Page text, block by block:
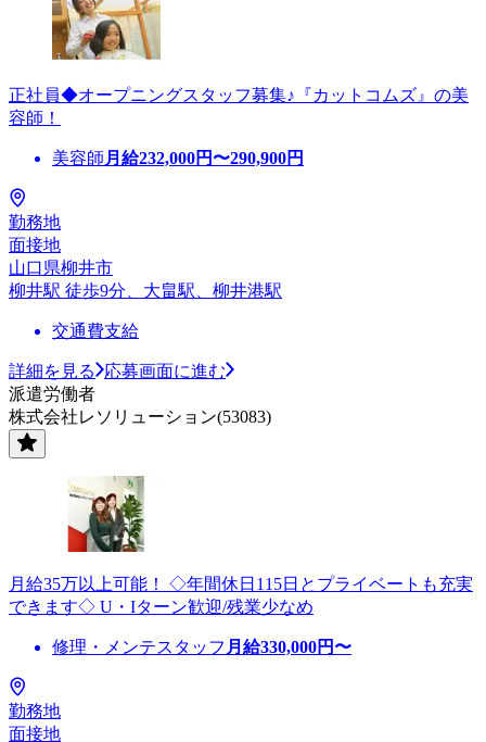
正社員◆オープニングスタッフ募集♪『カットコムズ』の美
容師！
美容師 月給232,000円〜290,900円
勤務地
面接地
山口県柳井市
柳井駅 徒歩9分、大畠駅、柳井港駅
交通費支給
詳細を見る
応募画面に進む
派遣労働者
株式会社レソリューション(53083)
月給35万以上可能！ ◇年間休日115日とプライベートも充実
できます◇ U・Iターン歓迎/残業少なめ
修理・メンテスタッフ 月給330,000円〜
勤務地
面接地